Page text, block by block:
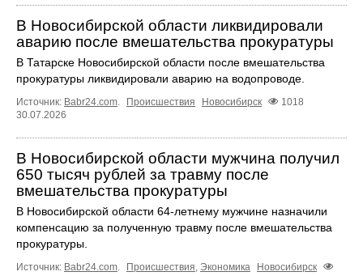
В Новосибирской области ликвидировали
аварию после вмешательства прокуратуры
В Татарске Новосибирской области после вмешательства
прокуратуры ликвидировали аварию на водопроводе.
Источник: Babr24.com. Происшествия Новосибирск
1018
30.07.2026
В Новосибирской области мужчина получил
650 тысяч рублей за травму после
вмешательства прокуратуры
В Новосибирской области 64-летнему мужчине назначили
компенсацию за полученную травму после вмешательства
прокуратуры.
Источник: Babr24.com. Происшествия, Экономика
Новосибирск